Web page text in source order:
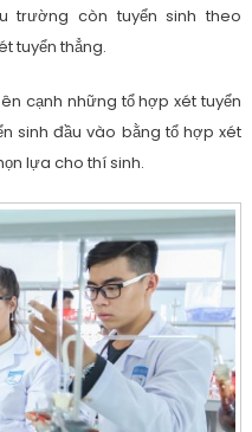
trường còn tuyển sinh theo
tuyển thẳng.
cạnh những tổ hợp xét tuyển
sinh đầu vào bằng tổ hợp xét
lựa cho thí sinh.